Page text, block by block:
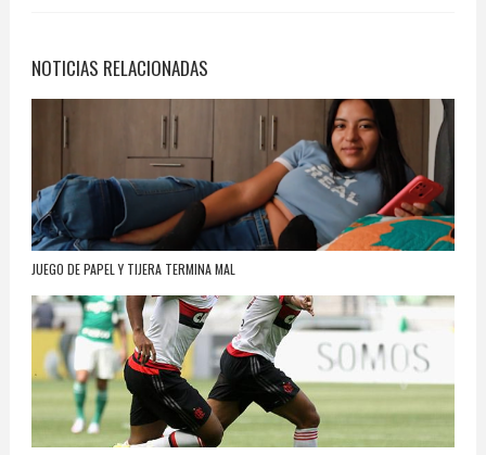
NOTICIAS RELACIONADAS
JUEGO DE PAPEL Y TIJERA TERMINA MAL